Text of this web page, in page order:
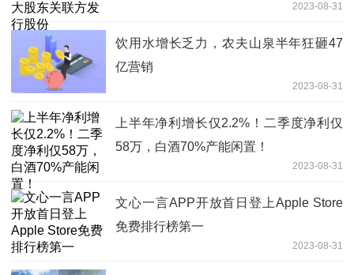
2023-08-31
饮用水增长乏力，农夫山泉半年狂砸47
亿营销
2023-08-31
上半年净利增长仅2.2%！二季度净利仅
58万，白酒70%产能闲置！
2023-08-31
文心一言APP开放首日登上Apple Store
免费排行榜第一
2023-08-31